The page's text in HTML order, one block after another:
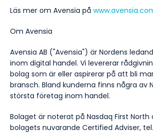
Läs mer om Avensia på
Om Avensia
Avensia AB ("Avensia") är Nordens
inom digital handel. Vi levererar
bolag som är eller aspirerar på att bli
bransch. Bland kunderna finns några av
största företag inom handel.
Bolaget är noterat på Nasdaq First
bolagets nuvarande Certified Adviser, tel.